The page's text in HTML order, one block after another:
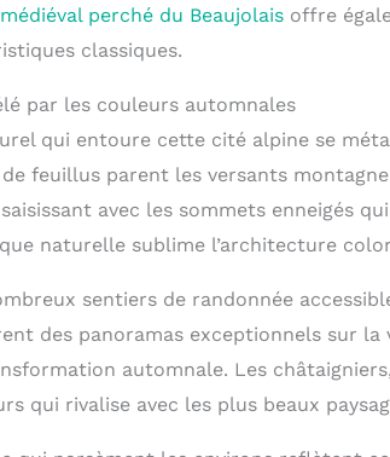
perché du Beaujolaisoffre
classiques.
par les couleurs automnales
qui entoure cette cité alpine se
feuillus parent les versants
avec les sommets enneigés
naturelle sublime l’architecture
sentiers de randonnée
des panoramas exceptionnels sur la
automnale. Les
qui rivalise avec les plus beaux